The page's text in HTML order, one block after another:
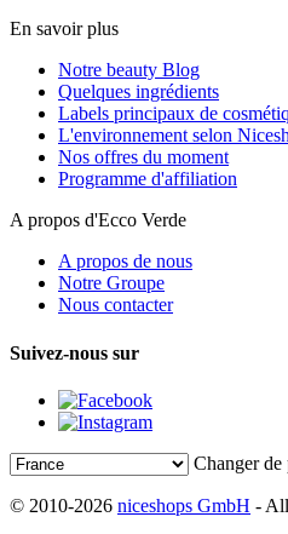
En savoir plus
Notre beauty Blog
Quelques ingrédients
Labels principaux de
L'environnement selon
Nos offres du moment
Programme d'affiliation
A propos d'Ecco Verde
A propos de nous
Notre Groupe
Nous contacter
Suivez-nous sur
Changer de
© 2010-2026 niceshops GmbH -